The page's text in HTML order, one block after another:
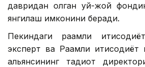
давридан қолган уй-жой
янгилаш имконини беради.
Пекиндаги рақамли
эксперт ва Рақамли
альянсининг тадқиқот